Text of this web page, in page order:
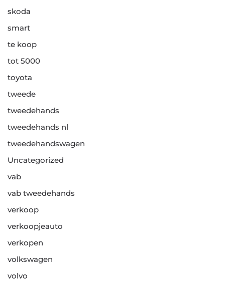
skoda
smart
te koop
tot 5000
toyota
tweede
tweedehands
tweedehands nl
tweedehandswagen
Uncategorized
vab
vab tweedehands
verkoop
verkoopjeauto
verkopen
volkswagen
volvo